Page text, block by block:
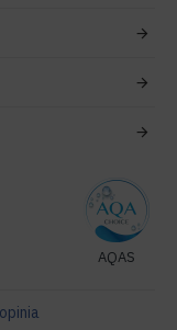
AQAS